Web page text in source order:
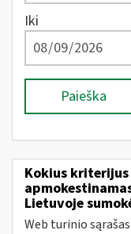
Iki
Paieška
Kokius
Lietuvoje
Web turinio sąrašas